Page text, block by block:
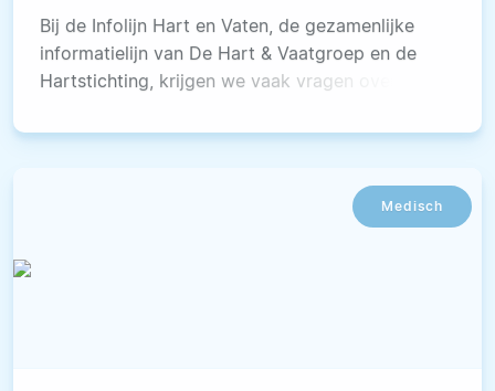
Bij de Infolijn Hart en Vaten, de gezamenlijke
informatielijn van De Hart & Vaatgroep en de
Hartstichting, krijgen we vaak vragen over
twijfelen of ze hiermee naar de dokter moeten.
Medisch